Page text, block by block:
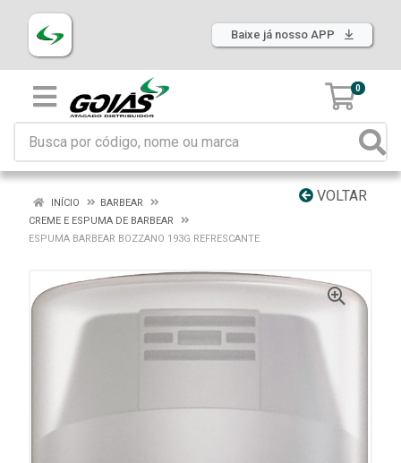
Baixe já nosso APP
0
VOLTAR
INÍCIO
BARBEAR
CREME E ESPUMA DE BARBEAR
ESPUMA BARBEAR BOZZANO 193G REFRESCANTE